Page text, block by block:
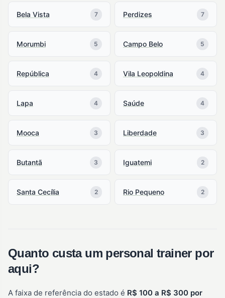
Bela Vista 7 Perdizes 7
Morumbi 5 Campo Belo 5
República 4 Vila Leopoldina 4
Lapa 4 Saúde 4
Mooca 3 Liberdade 3
Butantã 3 Iguatemi 2
Santa Cecília 2 Rio Pequeno 2
Quanto custa um personal trainer por
aqui?
A faixa de referência do estado é R$ 100 a R$ 300 por